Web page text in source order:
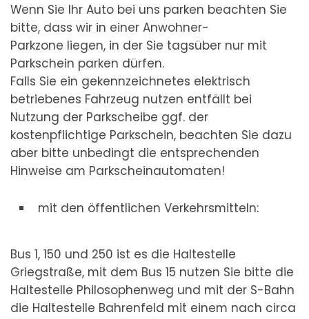
Wenn Sie Ihr Auto bei uns parken beachten Sie
bitte, dass wir in einer Anwohner-
Parkzone liegen, in der Sie tagsüber nur mit
Parkschein parken dürfen.
Falls Sie ein gekennzeichnetes elektrisch
betriebenes Fahrzeug nutzen entfällt bei
Nutzung der Parkscheibe ggf. der
kostenpflichtige Parkschein, beachten Sie dazu
aber bitte unbedingt die entsprechenden
Hinweise am Parkscheinautomaten!
mit den öffentlichen Verkehrsmitteln:
Bus 1, 150 und 250 ist es die Haltestelle
Griegstraße, mit dem Bus 15 nutzen Sie bitte die
Haltestelle Philosophenweg und mit der S-Bahn
die Haltestelle Bahrenfeld mit einem nach circa